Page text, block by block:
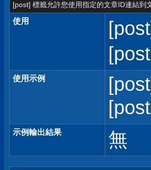
[post] 標籤允許您使用指定的文章ID連結到
使用
使用示例
示例輸出結果 無